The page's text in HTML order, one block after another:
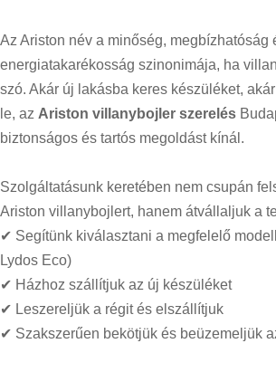
Az Ariston név a minőség, megbízhatóság
energiatakarékosság szinonimája, ha
szó. Akár új lakásba keres készüléket,
le, az Ariston villanybojler szerelés
biztonságos és tartós megoldást kínál.
Szolgáltatásunk keretében nem csupán
Ariston villanybojlert, hanem átvállaljuk a
✔ Segítünk kiválasztani a megfelelő
Lydos Eco)
✔ Házhoz szállítjuk az új készüléket
✔ Leszereljük a régit és elszállítjuk
✔ Szakszerűen bekötjük és beüzemeljük